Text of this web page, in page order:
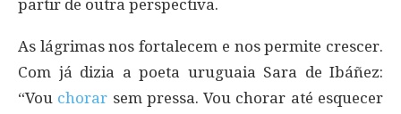
partir de outra perspectiva.
As lágrimas nos fortalecem e nos permite crescer.
Com já dizia a poeta uruguaia Sara de Ibáñez:
“Vou chorar sem pressa. Vou chorar até esquecer